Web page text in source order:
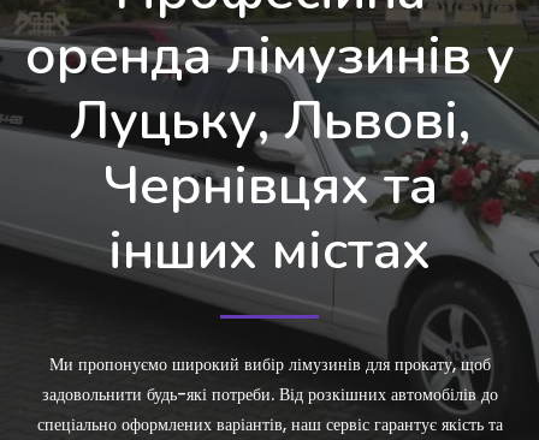
оренда лімузинів у
Луцьку, Львові,
Чернівцях та
інших містах
Ми пропонуємо широкий вибір лімузинів для прокату, щоб
задовольнити будь-які потреби. Від розкішних автомобілів до
спеціально оформлених варіантів, наш сервіс гарантує якість та